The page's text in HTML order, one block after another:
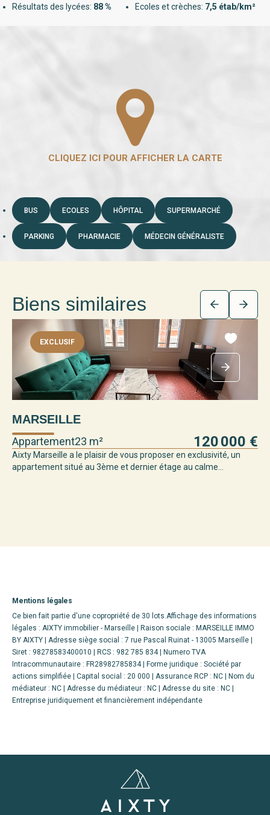
Résultats des lycées: 88 % Ecoles et crèches: 7,5 étab/km²
BUS ECOLES HÔPITAL SUPERMARCHÉ
PARKING PHARMACIE MÉDECIN GÉNÉRALISTE
Biens similaires
EXCLUSIF
MARSEILLE
Appartement23 m² 120 000 €
Aixty Marseille a le plaisir de vous proposer en exclusivité, un
appartement situé au 3ème et dernier étage au calme...
Mentions légales
Ce bien fait partie d'une copropriété de 30 lots.Affichage des informations
légales : AIXTY immobilier - Marseille | Raison sociale : MARSEILLE IMMO
BY AIXTY | Adresse siège social : 7 rue Pascal Ruinat - 13005 Marseille |
Siret : 98278583400010 | RCS : 982 785 834 | Numero TVA
Intracommunautaire : FR28982785834 | Forme juridique : Société par
actions simplifiée | Capital social : 20 000 | Assurance RCP : NC | Nom du
médiateur : NC | Adresse du médiateur : NC | Adresse du site : NC |
Entreprise juridiquement et financièrement indépendante